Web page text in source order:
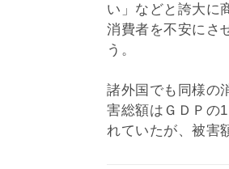
い」などと誇大に
消費者を不安にさ
う。
諸外国でも同様の
害総額はＧＤＰの
れていたが、被害